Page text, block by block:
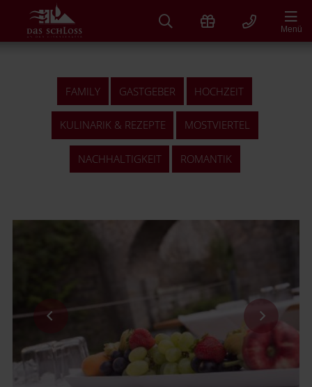
springen
Menü
FAMILY GASTGEBER HOCHZEIT
KULINARIK & REZEPTE MOSTVIERTEL
NACHHALTIGKEIT ROMANTIK